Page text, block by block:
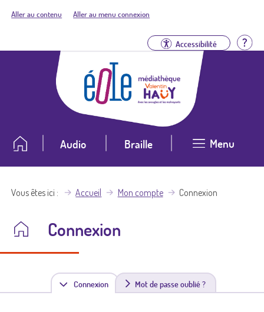
Aller au contenu Aller au menu connexion
Accessibilité
Audio Braille Menu
Vous êtes ici Accueil Mon compte Connexion
Connexion
Connexion(
Mot de passe oublié ?